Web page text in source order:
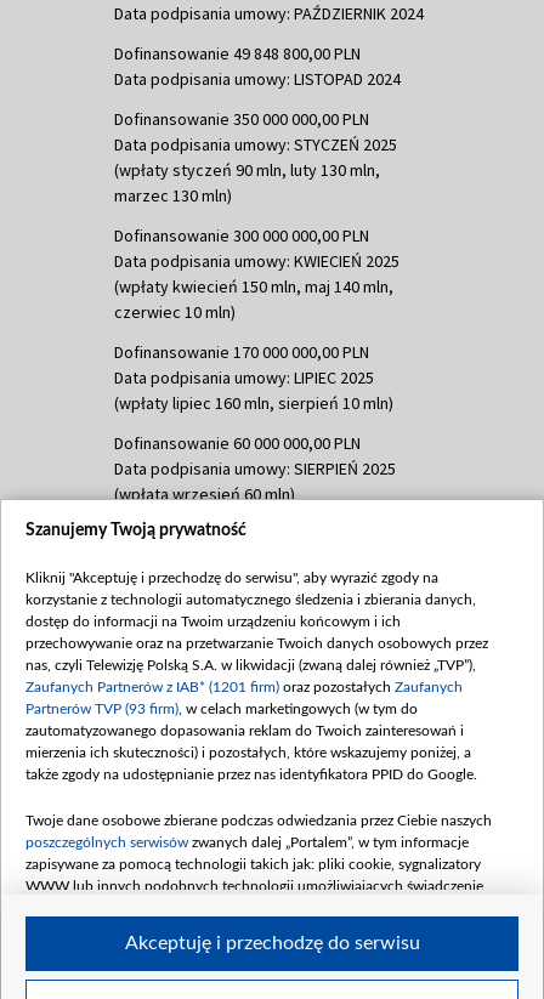
Data podpisania umowy: PAŹDZIERNIK 2024
Dofinansowanie 49 848 800,00 PLN
Data podpisania umowy: LISTOPAD 2024
Dofinansowanie 350 000 000,00 PLN
Data podpisania umowy: STYCZEŃ 2025
(wpłaty styczeń 90 mln, luty 130 mln,
marzec 130 mln)
Dofinansowanie 300 000 000,00 PLN
Data podpisania umowy: KWIECIEŃ 2025
(wpłaty kwiecień 150 mln, maj 140 mln,
czerwiec 10 mln)
Dofinansowanie 170 000 000,00 PLN
Data podpisania umowy: LIPIEC 2025
(wpłaty lipiec 160 mln, sierpień 10 mln)
Dofinansowanie 60 000 000,00 PLN
Data podpisania umowy: SIERPIEŃ 2025
(wpłata wrzesień 60 mln)
Dofinansowanie 635 783 051,21 PLN
(wpłata wrzesień 100 mln, październik 350
mln, listopad 265 mln)
Dofinansowanie 48 862 000,00 PLN
Data podpisania umowy: GRUDZIEŃ 2025
(wpłata grudzień 60,548 mln)
Dofinansowanie 900 000 000,00 PLN
Data podpisania umowy: LUTY 2026 (wpłata
kwiecień 180 mln, 7 maja 180 mln, 8
czerwca 90 mln)
Dofinansowanie 250 000 000,00 PLN
4 sierpnia 250 mln
Szanujemy Twoją prywatność
Kliknij "Akceptuję i przechodzę do serwisu", aby wyrazić zgody na
korzystanie z technologii automatycznego śledzenia i zbierania danych,
dostęp do informacji na Twoim urządzeniu końcowym i ich
przechowywanie oraz na przetwarzanie Twoich danych osobowych przez
nas, czyli Telewizję Polską S.A. w likwidacji (zwaną dalej również „TVP”),
Zaufanych Partnerów z IAB* (1201 firm) oraz pozostałych Zaufanych
Partnerów TVP (93 firm) , w celach marketingowych (w tym do
zautomatyzowanego dopasowania reklam do Twoich zainteresowań i
mierzenia ich skuteczności) i pozostałych, które wskazujemy poniżej, a
także zgody na udostępnianie przez nas identyfikatora PPID do Google.
Twoje dane osobowe zbierane podczas odwiedzania przez Ciebie naszych
poszczególnych serwisów zwanych dalej „Portalem”, w tym informacje
zapisywane za pomocą technologii takich jak: pliki cookie, sygnalizatory
WWW lub innych podobnych technologii umożliwiających świadczenie
Akceptuję i przechodzę do serwisu